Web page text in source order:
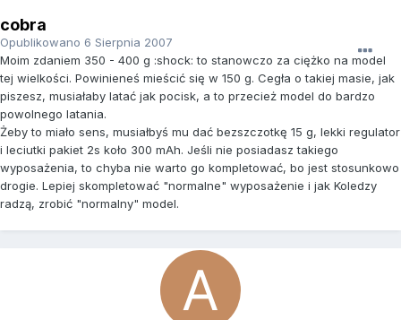
cobra
Opublikowano 6 Sierpnia 2007
Moim zdaniem 350 - 400 g :shock: to stanowczo za ciężko na model
tej wielkości. Powinieneś mieścić się w 150 g. Cegła o takiej masie, jak
piszesz, musiałaby latać jak pocisk, a to przecież model do bardzo
powolnego latania.
Żeby to miało sens, musiałbyś mu dać bezszczotkę 15 g, lekki regulator
i leciutki pakiet 2s koło 300 mAh. Jeśli nie posiadasz takiego
wyposażenia, to chyba nie warto go kompletować, bo jest stosunkowo
drogie. Lepiej skompletować "normalne" wyposażenie i jak Koledzy
radzą, zrobić "normalny" model.